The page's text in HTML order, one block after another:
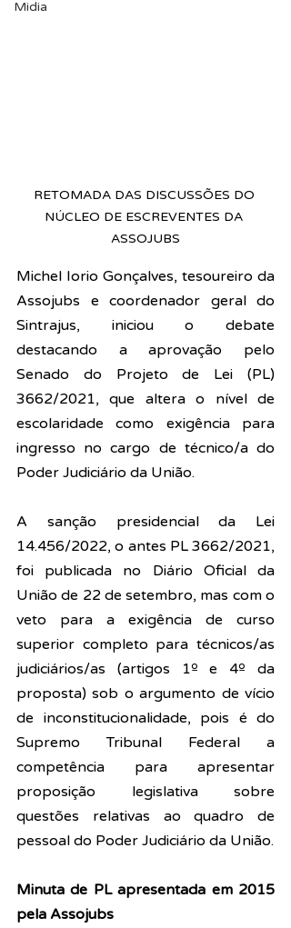
Midia
RETOMADA DAS DISCUSSÕES DO
NÚCLEO DE ESCREVENTES DA
ASSOJUBS
Michel Iorio Gonçalves, tesoureiro da
Assojubs e coordenador geral do
Sintrajus, iniciou o debate
destacando a aprovação pelo
Senado do Projeto de Lei (PL)
3662/2021, que altera o nível de
escolaridade como exigência para
ingresso no cargo de técnico/a do
Poder Judiciário da União.
A sanção presidencial da Lei
14.456/2022, o antes PL 3662/2021,
foi publicada no Diário Oficial da
União de 22 de setembro, mas com o
veto para a exigência de curso
superior completo para técnicos/as
judiciários/as (artigos 1º e 4º da
proposta) sob o argumento de vício
de inconstitucionalidade, pois é do
Supremo Tribunal Federal a
competência para apresentar
proposição legislativa sobre
questões relativas ao quadro de
pessoal do Poder Judiciário da União.
Minuta de PL apresentada em 2015
pela Assojubs